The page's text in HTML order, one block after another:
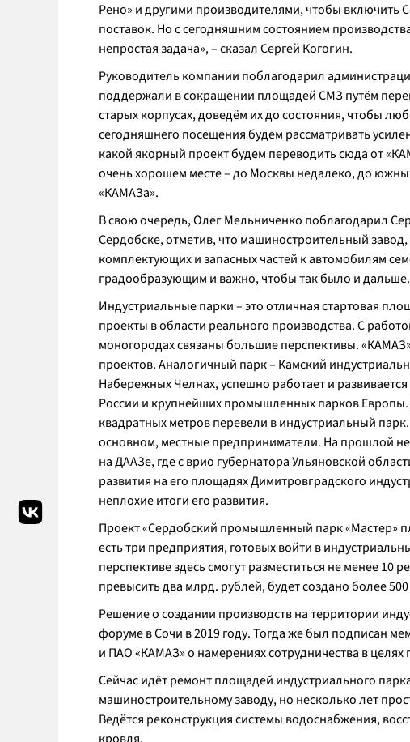
Рено» и другими производителями, чтобы включить
поставок. Но с сегодняшним состоянием
непростая задача», – сказал Сергей Когогин.
Руководитель компании поблагодарил
поддержали в сокращении площадей СМЗ путём
старых корпусах, доведём их до состояния, чтобы
сегодняшнего посещения будем рассматривать
какой якорный проект будем переводить сюда от
очень хорошем месте – до Москвы недалеко, до
«КАМАЗа».
В свою очередь, Олег Мельниченко поблагодарил
Сердобске, отметив, что машиностроительный
комплектующих и запасных частей к автомобилям
градообразующим и важно, чтобы так было и дальше.
Индустриальные парки – это отличная стартовая
проекты в области реального производства. С
моногородах связаны большие перспективы.
проектов. Аналогичный парк – Камский
Набережных Челнах, успешно работает и
России и крупнейших промышленных парков Европы.
квадратных метров перевели в индустриальный
основном, местные предприниматели. На прошлой
на ДААЗе, где с врио губернатора Ульяновской
развития на его площадях Димитровградского
неплохие итоги его развития.
Проект «Сердобский промышленный парк «Мастер»
есть три предприятия, готовых войти в
перспективе здесь смогут разместиться не менее
превысить два млрд. рублей, будет создано более
Решение о создании производств на территории
форуме в Сочи в 2019 году. Тогда же был подписан
и ПАО «КАМАЗ» о намерениях сотрудничества в
Сейчас идёт ремонт площадей индустриального
машиностроительному заводу, но несколько лет
Ведётся реконструкция системы водоснабжения,